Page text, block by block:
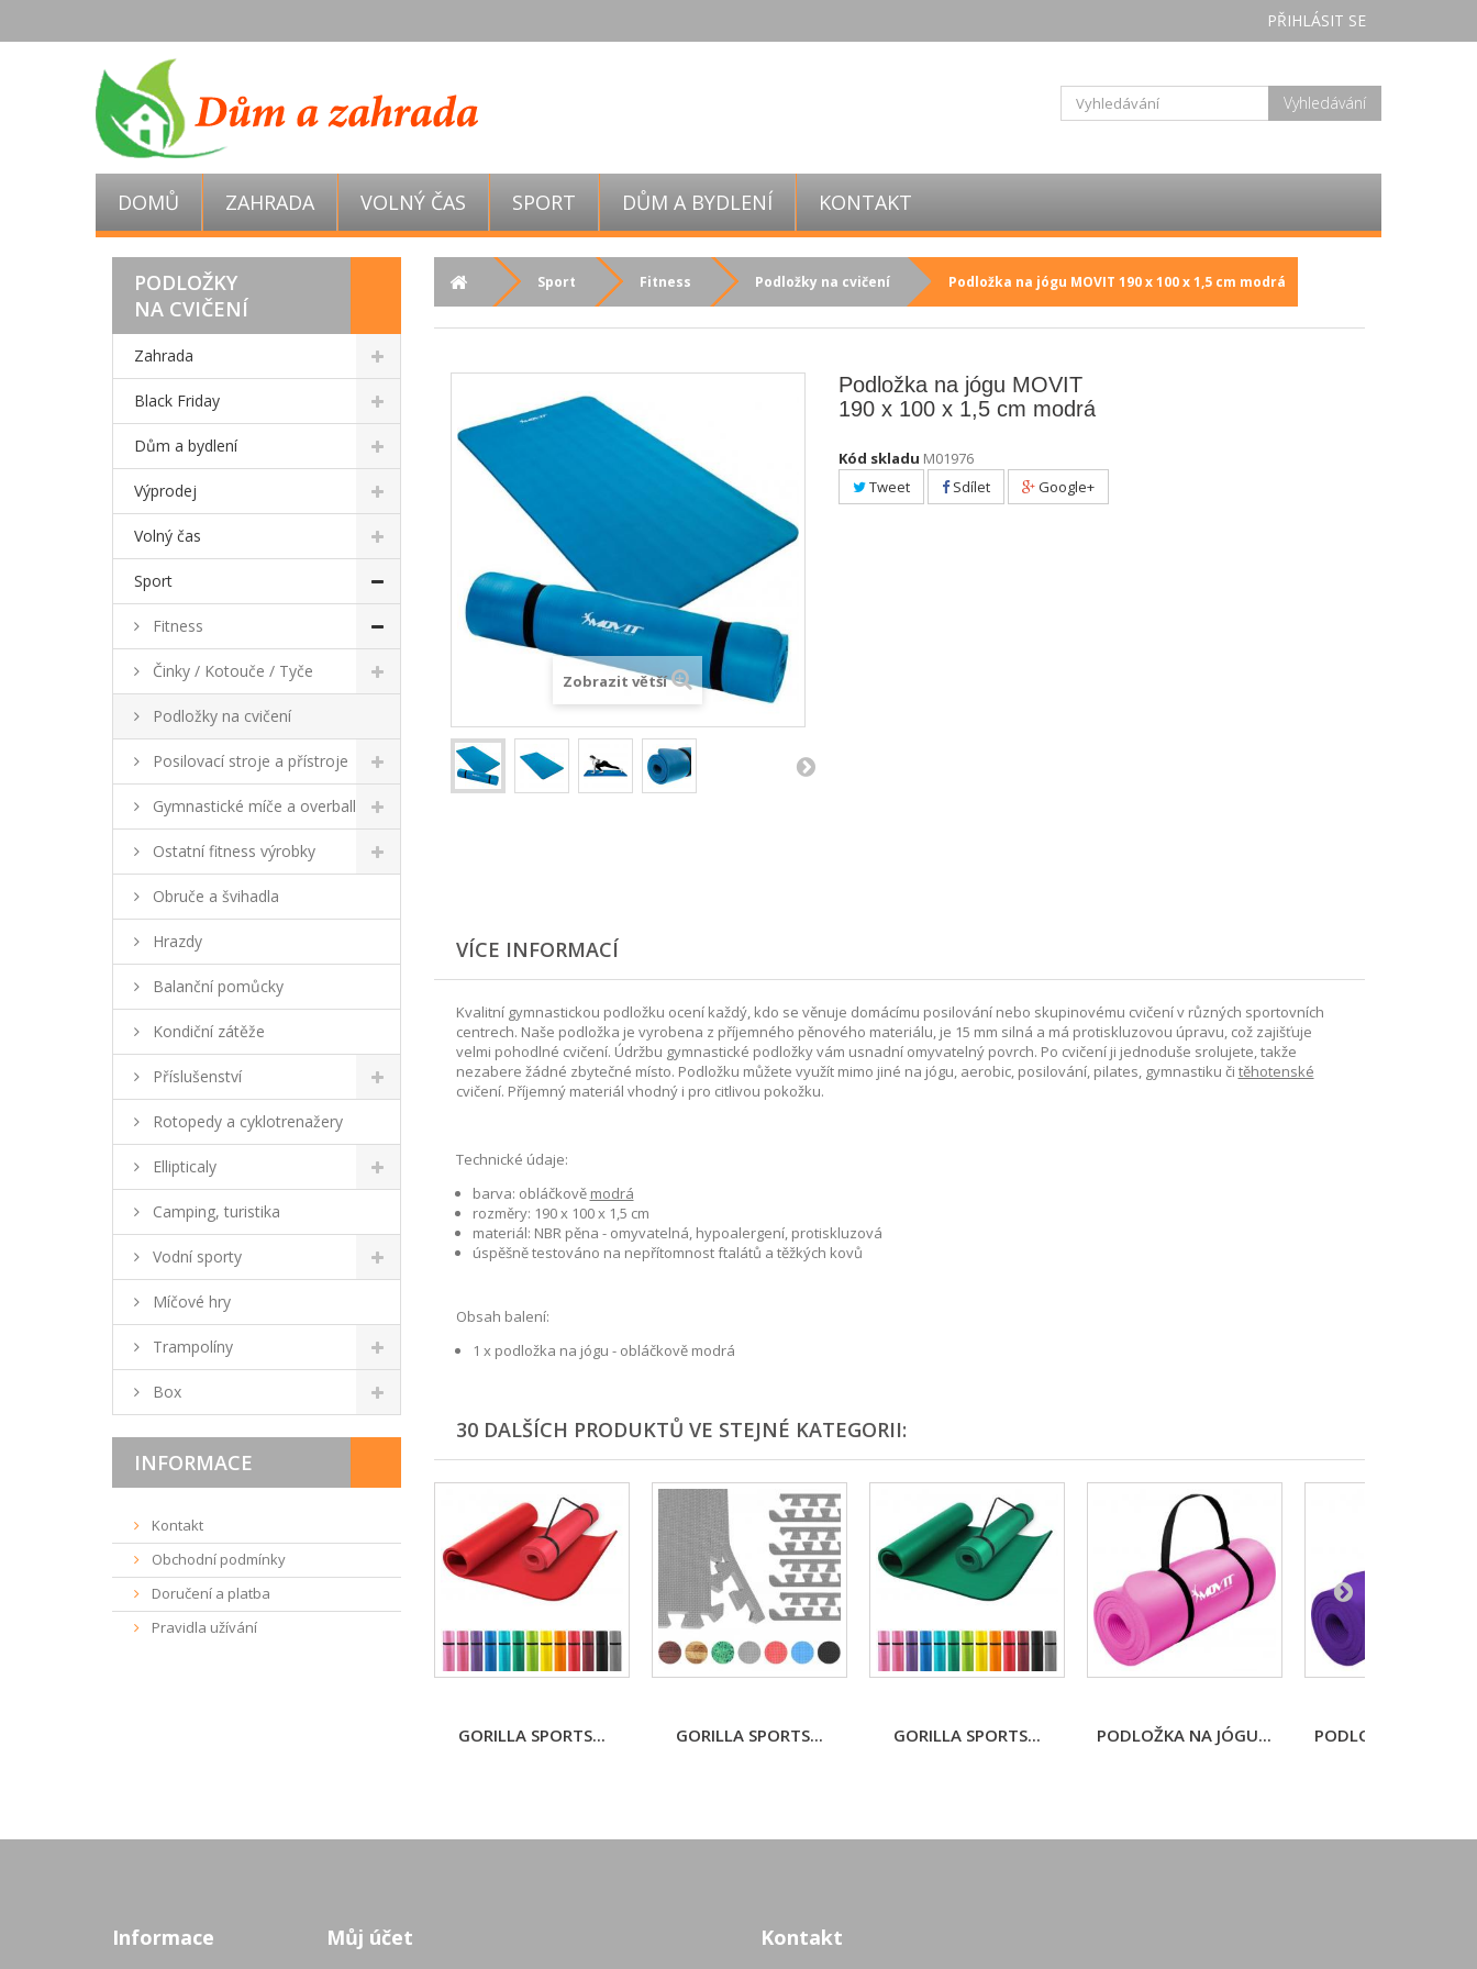
PŘIHLÁSIT SE
Vyhledávání
DOMŮ ZAHRADA VOLNÝ ČAS SPORT DŮM A BYDLENÍ KONTAKT
PODLOŽKY
NA CVIČENÍ
Zahrada
Black Friday
Dům a bydlení
Výprodej
Volný čas
Sport
Fitness
Činky / Kotouče / Tyče
Podložky na cvičení
Posilovací stroje a přístroje
Gymnastické míče a overball
Ostatní fitness výrobky
Obruče a švihadla
Hrazdy
Balanční pomůcky
Kondiční zátěže
Příslušenství
Rotopedy a cyklotrenažery
Ellipticaly
Camping, turistika
Vodní sporty
Míčové hry
Trampolíny
Box
INFORMACE
Kontakt
Obchodní podmínky
Doručení a platba
Pravidla užívání
Sport Fitness Podložky na cvičení Podložka na jógu MOVIT 190 x 100 x 1,5 cm modrá
Zobrazit větší
Podložka na jógu MOVIT
190 x 100 x 1,5 cm modrá
Kód skladu M01976
Tweet
Sdílet Google+
VÍCE INFORMACÍ
Kvalitní gymnastickou podložku ocení každý, kdo se věnuje domácímu posilování nebo skupinovému cvičení v různých sportovních
centrech. Naše podložka je vyrobena z příjemného pěnového materiálu, je 15 mm silná a má protiskluzovou úpravu, což zajišťuje
velmi pohodlné cvičení. Údržbu gymnastické podložky vám usnadní omyvatelný povrch. Po cvičení ji jednoduše srolujete, takže
nezabere žádné zbytečné místo. Podložku můžete využít mimo jiné na jógu, aerobic, posilování, pilates, gymnastiku či těhotenské
cvičení. Příjemný materiál vhodný i pro citlivou pokožku.
Technické údaje:
barva: obláčkově modrá
rozměry: 190 x 100 x 1,5 cm
materiál: NBR pěna - omyvatelná, hypoalergení, protiskluzová
úspěšně testováno na nepřítomnost ftalátů a těžkých kovů
Obsah balení:
1 x podložka na jógu - obláčkově modrá
30 DALŠÍCH PRODUKTŮ VE STEJNÉ KATEGORII:
GORILLA SPORTS... GORILLA SPORTS... GORILLA SPORTS... PODLOŽKA NA JÓGU... PODLOŽKA NA
Informace Můj účet Kontakt